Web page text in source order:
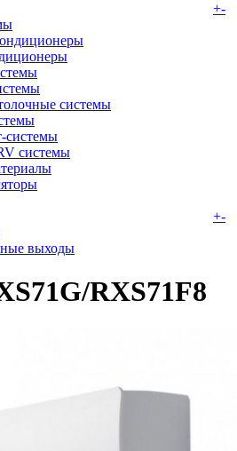
+-
системы
системы
системы
+-
выходы
RXS71F8